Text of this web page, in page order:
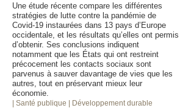
Une étude récente compare les différentes
stratégies de lutte contre la pandémie de
Covid-19 instaurées dans 13 pays d’Europe
occidentale, et les résultats qu’elles ont permis
d’obtenir. Ses conclusions indiquent
notamment que les États qui ont restreint
précocement les contacts sociaux sont
parvenus à sauver davantage de vies que les
autres, tout en préservant mieux leur
économie.
| Santé publique | Développement durable